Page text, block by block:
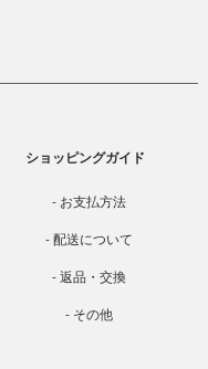
ショッピングガイド
お支払方法
配送について
返品・交換
その他